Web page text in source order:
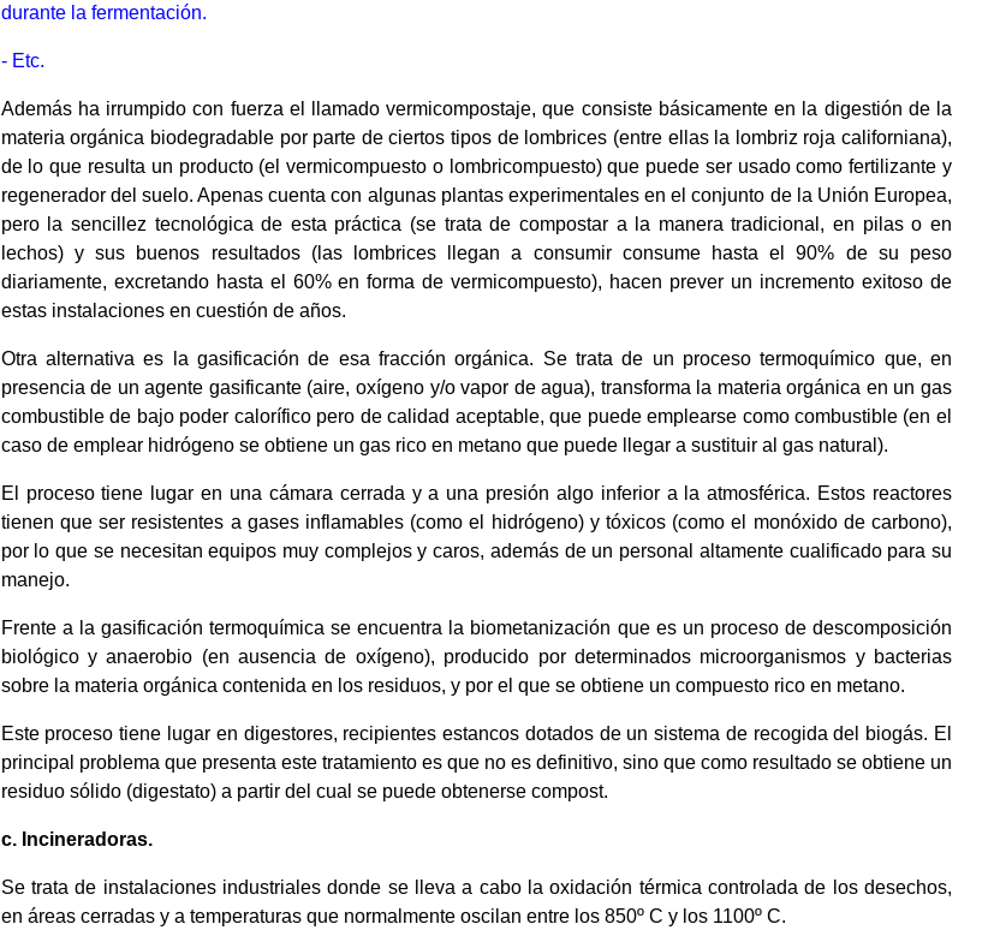
durante la fermentación.
- Etc.
Además ha irrumpido con fuerza el llamado vermicompostaje, que consiste básicamente en la digestión de la
materia orgánica biodegradable por parte de ciertos tipos de lombrices (entre ellas la lombriz roja californiana),
de lo que resulta un producto (el vermicompuesto o lombricompuesto) que puede ser usado como fertilizante y
regenerador del suelo. Apenas cuenta con algunas plantas experimentales en el conjunto de la Unión Europea,
pero la sencillez tecnológica de esta práctica (se trata de compostar a la manera tradicional, en pilas o en
lechos) y sus buenos resultados (las lombrices llegan a consumir consume hasta el 90% de su peso
diariamente, excretando hasta el 60% en forma de vermicompuesto), hacen prever un incremento exitoso de
estas instalaciones en cuestión de años.
Otra alternativa es la gasificación de esa fracción orgánica. Se trata de un proceso termoquímico que, en
presencia de un agente gasificante (aire, oxígeno y/o vapor de agua), transforma la materia orgánica en un gas
combustible de bajo poder calorífico pero de calidad aceptable, que puede emplearse como combustible (en el
caso de emplear hidrógeno se obtiene un gas rico en metano que puede llegar a sustituir al gas natural).
El proceso tiene lugar en una cámara cerrada y a una presión algo inferior a la atmosférica. Estos reactores
tienen que ser resistentes a gases inflamables (como el hidrógeno) y tóxicos (como el monóxido de carbono),
por lo que se necesitan equipos muy complejos y caros, además de un personal altamente cualificado para su
manejo.
Frente a la gasificación termoquímica se encuentra la biometanización que es un proceso de descomposición
biológico y anaerobio (en ausencia de oxígeno), producido por determinados microorganismos y bacterias
sobre la materia orgánica contenida en los residuos, y por el que se obtiene un compuesto rico en metano.
Este proceso tiene lugar en digestores, recipientes estancos dotados de un sistema de recogida del biogás. El
principal problema que presenta este tratamiento es que no es definitivo, sino que como resultado se obtiene un
residuo sólido (digestato) a partir del cual se puede obtenerse compost.
c. Incineradoras.
Se trata de instalaciones industriales donde se lleva a cabo la oxidación térmica controlada de los desechos,
en áreas cerradas y a temperaturas que normalmente oscilan entre los 850º C y los 1100º C.